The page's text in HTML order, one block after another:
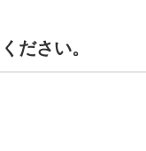
ださい。